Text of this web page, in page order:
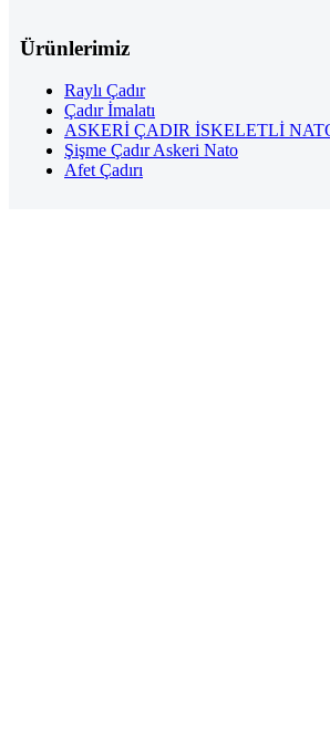
Ürünlerimiz
Raylı Çadır
Çadır İmalatı
ASKERİ ÇADIR İSKELETLİ
Şişme Çadır Askeri Nato
Afet Çadırı